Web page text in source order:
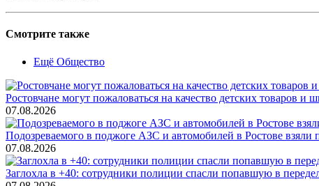
Смотрите также
Ещё Общество
Ростовчане могут пожаловаться на качество детских товаров и
07.08.2026
Подозреваемого в поджоге АЗС и автомобилей в Ростове взяли
07.08.2026
Заглохла в +40: сотрудники полиции спасли попавшую в